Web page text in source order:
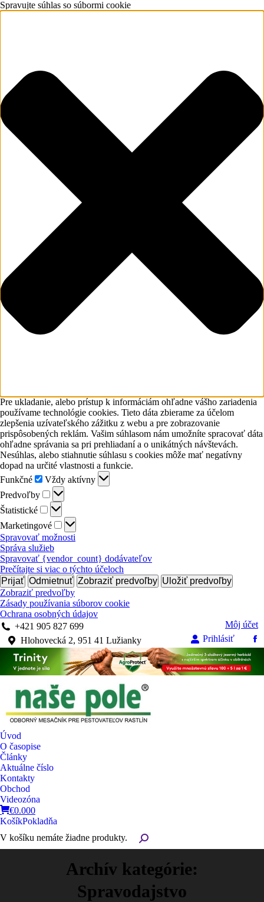
Spravujte súhlas so súbormi cookie
Pre ukladanie, alebo prístup k informáciám ohľadne vášho zariadenia
používame technológie cookies. Tieto dáta zbierame za účelom
zlepšenia uzívateľského zážitku z webu a pre zobrazovanie
prispôsobených reklám. Vašim súhlasom nám umožníte spracovať dáta
ohľadne správania sa pri prehliadaní a o unikátných návštevách.
Nesúhlas, alebo stiahnutie súhlasu s cookies môže mať negatívny
dopad na určité vlastnosti a funkcie.
Funkčné
Funkčné
Vždy aktívny
Predvoľby
Predvoľby
Štatistické
Štatistické
Marketingové
Marketingové
Spravovať možnosti
Správa služieb
Spravovať {vendor_count} dodávateľov
Prečítajte si viac o týchto účeloch
Prijať Odmietnuť Zobraziť predvoľby Uložiť predvoľby
Zobraziť predvoľby
Zásady používania súborov cookie
Ochrana osobných údajov
+421 905 827 699
Hlohovecká 2, 951 41 Lužianky
Môj účet
Prihlásiť
Úvod
O časopise
Články
Aktuálne číslo
Kontakty
Obchod
Videozóna
€0.000
KošíkPokladňa
V košíku nemáte žiadne produkty.
Search:
Archív kategórie:
Spravodajstvo